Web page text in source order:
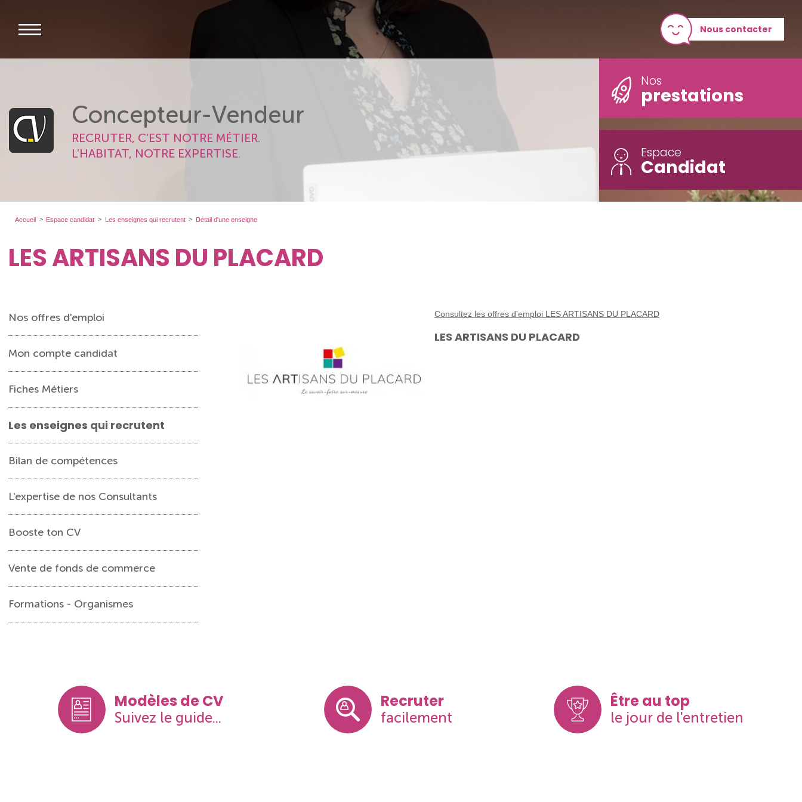
Nous contacter
Concepteur-Vendeur
RECRUTER, C’EST NOTRE MÉTIER.
L’HABITAT, NOTRE EXPERTISE.
Nos
prestations
Espace
Candidat
Accueil Espace candidat Les enseignes qui recrutent Détail d'une enseigne
LES ARTISANS DU PLACARD
Nos offres d'emploi
Mon compte candidat
Fiches Métiers
Les enseignes qui recrutent
Bilan de compétences
L'expertise de nos Consultants
Booste ton CV
Vente de fonds de commerce
Formations - Organismes
Consultez les offres d'emploi LES ARTISANS DU PLACARD
LES ARTISANS DU PLACARD
Modèles de CV
Suivez le guide...
Recruter
facilement
Être au top
le jour de l'entretien